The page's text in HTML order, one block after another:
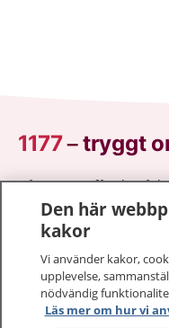
1177–tryggt
På 1177.se får du
sjukdomar och vilka
Logga in för att läsa
vårdärenden. Ring
sjukvårdsrådgivning
1177 ger dig råd när
Den här
kakor
Vi använder kakor,
upplevelse,
nödvändig
Läs mer om hur vi